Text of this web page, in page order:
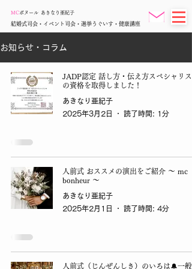
MCボヌール あきなり亜紀子
結婚式司会・イベント司会・選挙うぐいす・健康講座
お知らせ・コラム
JADP認定 話し方・伝え方スペシャリス
の資格を取得しました！
あきなり亜紀子
2025年3月2日
読了時間: 1分
人前式 おススメの演出をご紹介 ～ mc
bonheur ～
あきなり亜紀子
2025年2月1日
読了時間: 4分
人前式（じんぜんしき）のいろは🔔一般